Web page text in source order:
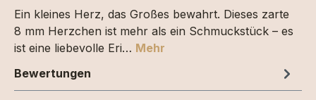
Ein kleines Herz, das Großes bewahrt. Dieses zarte
8 mm Herzchen ist mehr als ein Schmuckstück – es
ist eine liebevolle Eri… Mehr
Bewertungen